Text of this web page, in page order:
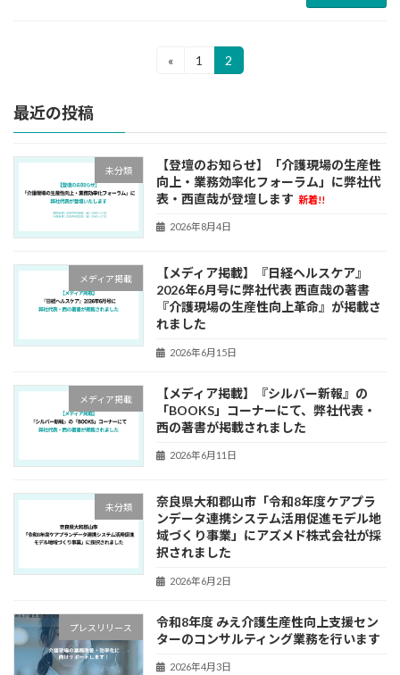
の
ペ
送
り
«
固
ジ
1
固
定
ジ
2
最近の投稿
未分類
【登壇のお知らせ】「介護現場の生産性
向上・業務効率化フォーラム」に弊社代
表・西直哉が登壇します 新着!!
2026年8月4日
メディア掲載
【メディア掲載】『日経ヘルスケア』
2026年6月号に弊社代表 西直哉の著書
『介護現場の生産性向上革命』が掲載さ
れました
2026年6月15日
メディア掲載
【メディア掲載】『シルバー新報』の
「BOOKS」コーナーにて、弊社代表・
西の著書が掲載されました
2026年6月11日
未分類
奈良県大和郡山市「令和8年度ケアプラ
ンデータ連携システム活用促進モデル地
域づくり事業」にアズメド株式会社が採
択されました
2026年6月2日
プレスリリース
令和8年度 みえ介護生産性向上支援セン
ターのコンサルティング業務を行います
2026年4月3日